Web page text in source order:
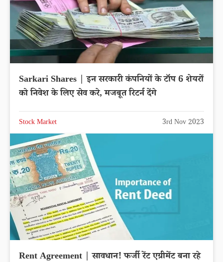
Sarkari Shares | इन सरकारी कंपनियों के टॉप 6 शेयरों
को निवेश के लिए सेव करे, मजबूत रिटर्न देंगे
Stock Market 3rd Nov 2023
Rent Agreement | सावधान! फर्जी रेंट एग्रीमेंट बना रहे